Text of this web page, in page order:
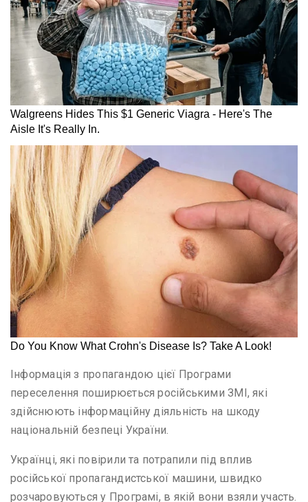
Інформація з пропагандою цієї Програми
переселення поширюється російськими ЗМІ, які
здійснюють інформаційну діяльність на шкоду
національній безпеці України.
Українці, які повірили та потрапили під вплив
російської пропагандистської машини, швидко
розчаровуються у Програмі, в якій вони взяли участь.